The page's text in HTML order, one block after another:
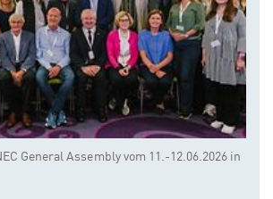
General Assembly vom 11.-12.06.2026 in